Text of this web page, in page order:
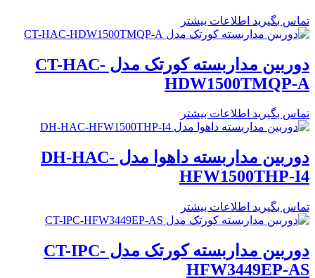
تماس بگیرید اطلاعات بیشتر
دوربین مداربسته کورتک مدل CT-HAC-
HDW1500TMQP-A
تماس بگیرید اطلاعات بیشتر
دوربین مداربسته داهوا مدل DH-HAC-
HFW1500THP-I4
تماس بگیرید اطلاعات بیشتر
دوربین مداربسته کورتک مدل CT-IPC-
HFW3449EP-AS